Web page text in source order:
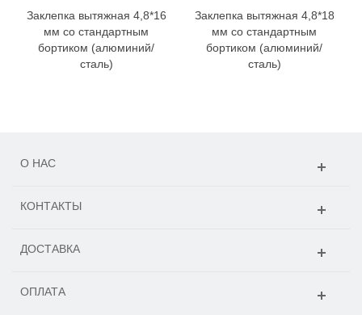
Заклепка вытяжная 4,8*16
мм со стандартным
бортиком (алюминий/
сталь)
Заклепка вытяжная 4,8*18
мм со стандартным
бортиком (алюминий/
сталь)
О НАС
КОНТАКТЫ
ДОСТАВКА
ОПЛАТА